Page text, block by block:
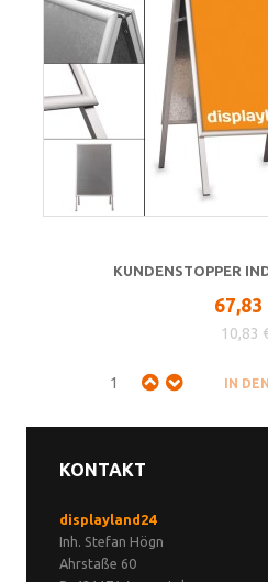
KUNDENSTOPPER
67,83
10,83
KONTAKT
displayland24
Inh. Stefan Högn
Ahrstaße 60